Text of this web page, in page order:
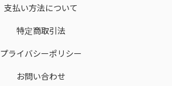
支払い方法について
特定商取引法
プライバシーポリシー
お問い合わせ